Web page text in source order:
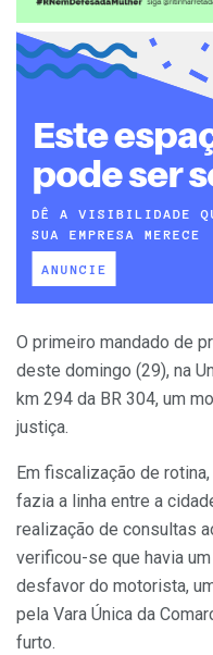
O primeiro mandado de
deste domingo (29), na
km 294 da BR 304, um
justiça.
Em fiscalização de
fazia a linha entre a
realização de consultas
verificou-se que havia
desfavor do motorista,
pela Vara Única da
furto.